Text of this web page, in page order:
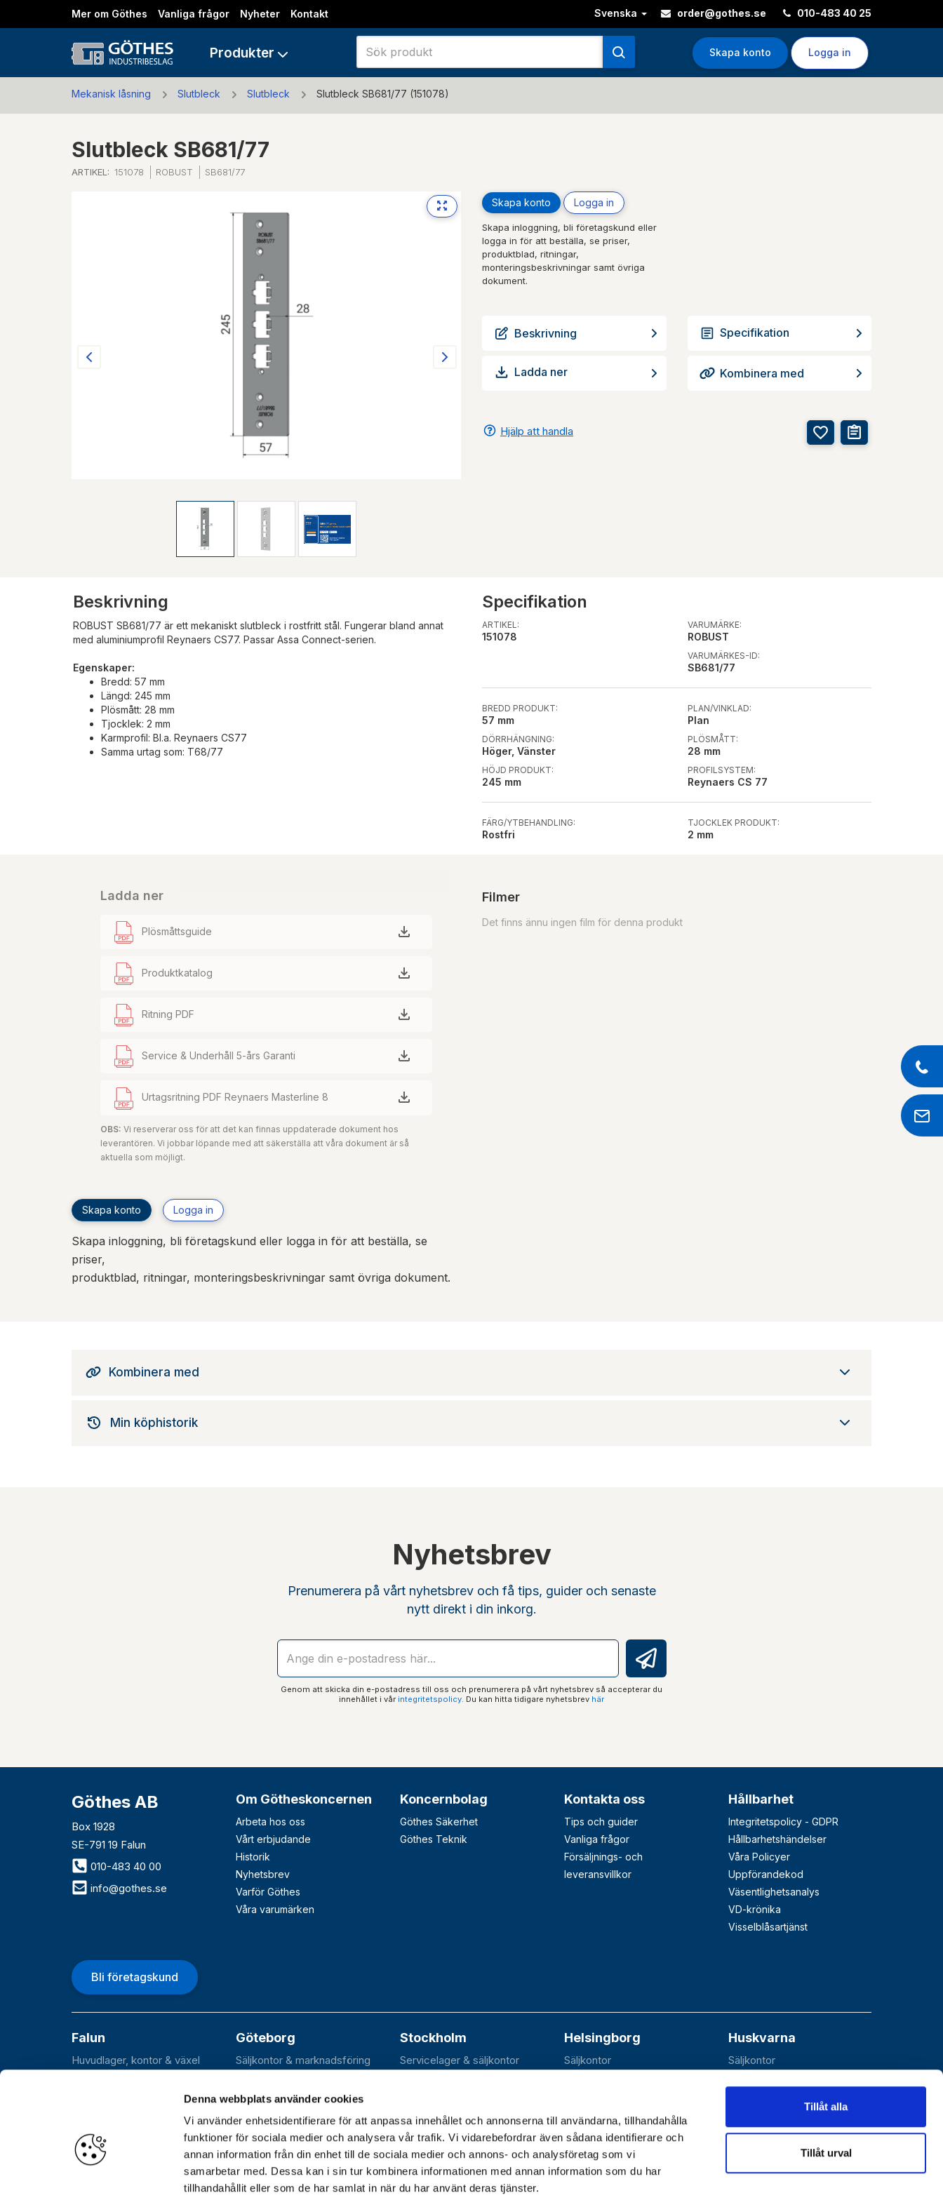
Denna webbplats använder cookies
Vi använder enhetsidentifierare för att anpassa innehållet och annonserna till användarna, tillhandahålla
funktioner för sociala medier och analysera vår trafik. Vi vidarebefordrar även sådana identifierare och
annan information från din enhet till de sociala medier och annons- och analysföretag som vi
samarbetar med. Dessa kan i sin tur kombinera informationen med annan information som du har
tillhandahållit eller som de har samlat in när du har använt deras tjänster.
Tillåt alla
Tillåt urval
Mer om Göthes Vanliga frågor Nyheter Kontakt Svenska order@gothes.se 010-483 40 25
Skapa konto Logga in
Produkter
Mekanisk låsning Slutbleck Slutbleck Slutbleck SB681/77 (151078)
Slutbleck SB681/77
ARTIKEL: 151078 ROBUST SB681/77
Next
Skapa konto Logga in
Skapa inloggning, bli företagskund eller
logga in för att beställa, se priser,
produktblad, ritningar,
monteringsbeskrivningar samt övriga
dokument.
Beskrivning Specifikation
Ladda ner Kombinera med
Hjälp att handla
Beskrivning
ROBUST SB681/77 är ett mekaniskt slutbleck i rostfritt stål. Fungerar bland annat
med aluminiumprofil Reynaers CS77. Passar Assa Connect-serien.
Egenskaper:
Bredd: 57 mm
Längd: 245 mm
Plösmått: 28 mm
Tjocklek: 2 mm
Karmprofil: Bl.a. Reynaers CS77
Samma urtag som: T68/77
Specifikation
ARTIKEL:
151078
VARUMÄRKE:
ROBUST
VARUMÄRKES-ID:
SB681/77
BREDD PRODUKT:
57 mm
DÖRRHÄNGNING:
Höger, Vänster
HÖJD PRODUKT:
245 mm
PLAN/VINKLAD:
Plan
PLÖSMÅTT:
28 mm
PROFILSYSTEM:
Reynaers CS 77
FÄRG/YTBEHANDLING:
Rostfri
TJOCKLEK PRODUKT:
2 mm
Ladda ner
Plösmåttsguide
Produktkatalog
Ritning PDF
Service & Underhåll 5-års Garanti
Urtagsritning PDF Reynaers Masterline 8
OBS: Vi reserverar oss för att det kan finnas uppdaterade dokument hos
leverantören. Vi jobbar löpande med att säkerställa att våra dokument är så
aktuella som möjligt.
Skapa konto Logga in
Skapa inloggning, bli företagskund eller logga in för att beställa, se
priser,
produktblad, ritningar, monteringsbeskrivningar samt övriga dokument.
Filmer
Det finns ännu ingen film för denna produkt
Kombinera med
Min köphistorik
Nyhetsbrev
Prenumerera på vårt nyhetsbrev och få tips, guider och senaste
nytt direkt i din inkorg.
Genom att skicka din e-postadress till oss och prenumerera på vårt nyhetsbrev så accepterar du
innehållet i vår integritetspolicy . Du kan hitta tidigare nyhetsbrev här
Göthes AB
Box 1928
SE-791 19 Falun
010-483 40 00
info@gothes.se
Om Götheskoncernen
Arbeta hos oss
Vårt erbjudande
Historik
Nyhetsbrev
Varför Göthes
Våra varumärken
Koncernbolag
Göthes Säkerhet
Göthes Teknik
Kontakta oss
Tips och guider
Vanliga frågor
Försäljnings- och
leveransvillkor
Hållbarhet
Integritetspolicy - GDPR
Hållbarhetshändelser
Våra Policyer
Uppförandekod
Väsentlighetsanalys
VD-krönika
Visselblåsartjänst
Bli företagskund
Falun
Huvudlager, kontor & växel
Göteborg
Säljkontor & marknadsföring
SE-431 37 Mölndal
Stockholm
Servicelager & säljkontor
Helsingborg
Säljkontor
Huskvarna
Säljkontor
Öppettider
Huvudkontor, lager och växel: Vardagar 07.30–16.30 |
Hämtlager (Stockholm): Vardagar 06.30–17.00